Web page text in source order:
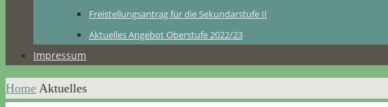
Freistellungsantrag für die Sekundarstufe II
Aktuelles Angebot Oberstufe 2022/23
Impressum
Home Aktuelles